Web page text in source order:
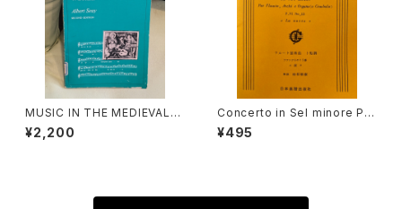
MUSIC IN THE MEDIEVAL
WORLD【著者：Albert Seay】
出版社：PRENTICE-HALL, IN
¥2,200
Concerto in Sel minore Per
Flaute, Archi e Organo(o C
embalo) La notte【著者：VIV
¥495